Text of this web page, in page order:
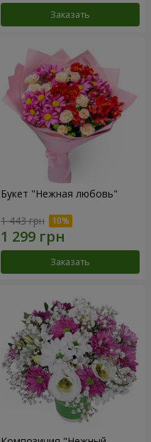
Заказать
Букет "Нежная любовь"
1 443 грн
Заказать